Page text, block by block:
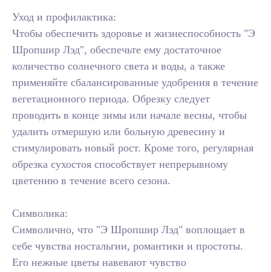
Уход и профилактика:
Чтобы обеспечить здоровье и жизнеспособность "Э
Шропшир Лэд", обеспечьте ему достаточное
количество солнечного света и воды, а также
применяйте сбалансированные удобрения в течение
вегетационного периода. Обрезку следует
проводить в конце зимы или начале весны, чтобы
удалить отмершую или больную древесину и
стимулировать новый рост. Кроме того, регулярная
обрезка сухостоя способствует непрерывному
цветению в течение всего сезона.
Символика:
Символично, что "Э Шропшир Лэд" воплощает в
себе чувства ностальгии, романтики и простоты.
Его нежные цветы навевают чувство